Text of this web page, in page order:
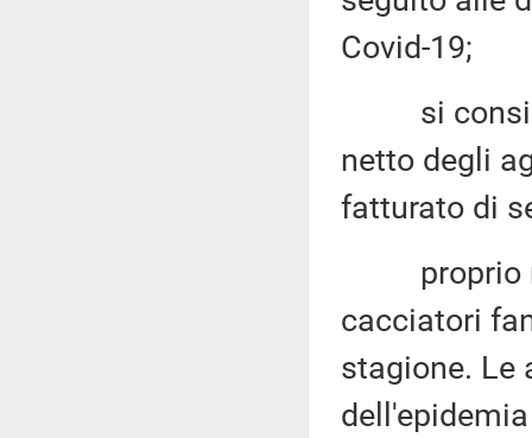
Covid-19;
si
netto degli
fatturato di
proprio
cacciatori
stagione. Le